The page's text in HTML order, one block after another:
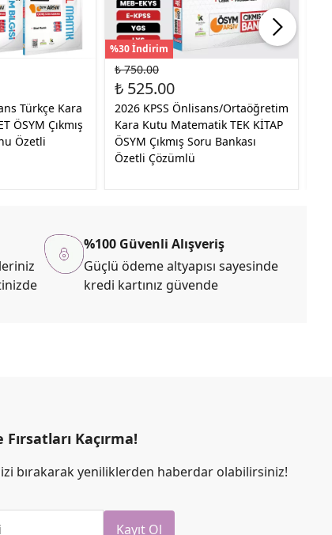
Türkçe Kara
ÖSYM Çıkmış
Özetli
%30 İndirim
₺ 750.00
₺ 525.00
2026 KPSS Önlisans/Ortaöğretim
Kara Kutu Matematik TEK KİTAP
ÖSYM Çıkmış Soru Bankası
Özetli Çözümlü
%100 Güvenli Alışveriş
Güçlü ödeme altyapısı sayesinde
kredi kartınız güvende
Kaçırma!
bırakarak yeniliklerden haberdar olabilirsiniz!
Kayıt Ol